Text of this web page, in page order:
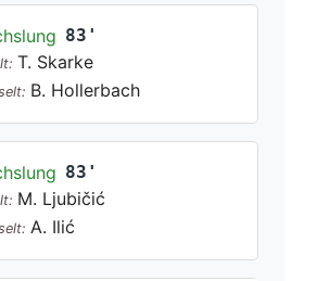
83'
T. Skarke
B. Hollerbach
83'
M. Ljubičić
A. Ilić